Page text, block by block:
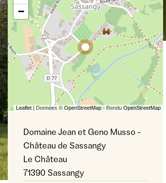
−
Leaflet | Données © OpenStreetMap - Rendu OpenStreetMap
Domaine Jean et Geno Musso -
Château de Sassangy
Le Château
71390 Sassangy